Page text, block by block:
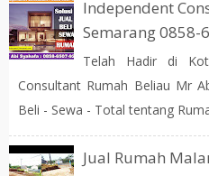
Independent
Semarang 0858-
Telah Hadir di
Consultant Rumah Beliau Mr
Beli - Sewa - Total tentang
Jual Rumah